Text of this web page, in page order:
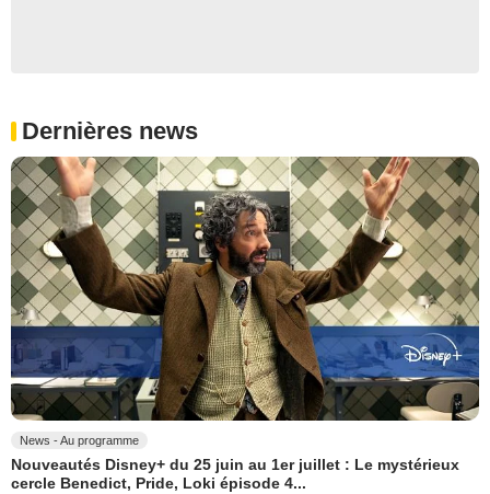
Dernières news
News - Au programme
Nouveautés Disney+ du 25 juin au 1er juillet : Le mystérieux
cercle Benedict, Pride, Loki épisode 4...